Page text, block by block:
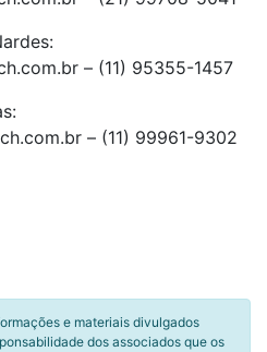
– (11) 95355-1457
– (11) 99961-9302
e materiais divulgados
dos associados que os